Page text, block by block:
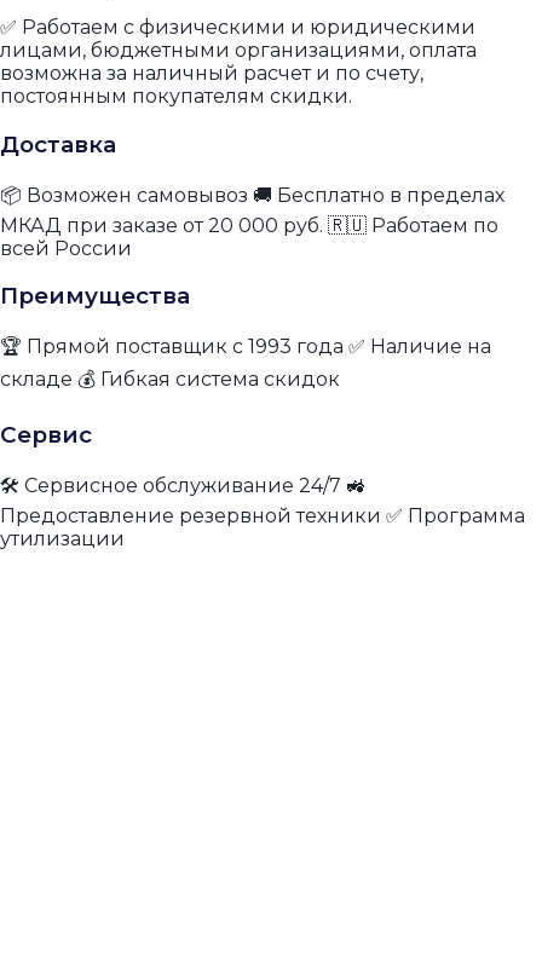
✅ Работаем с физическими и юридическими
лицами, бюджетными организациями, оплата
возможна за наличный расчет и по счету,
постоянным покупателям скидки.
Доставка
📦 Возможен самовывоз 🚚 Бесплатно в пределах
МКАД при заказе от 20 000 руб. 🇷🇺 Работаем по
всей России
Преимущества
🏆 Прямой поставщик с 1993 года ✅ Наличие на
складе 💰 Гибкая система скидок
Сервис
🛠 Сервисное обслуживание 24/7 🚜
Предоставление резервной техники ✅ Программа
утилизации